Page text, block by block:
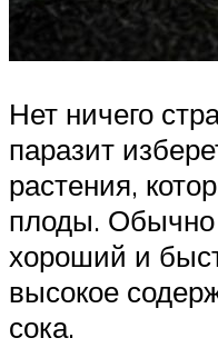
Нет ничего
паразит
растения,
плоды. Обычно
хороший и
высокое
сока.